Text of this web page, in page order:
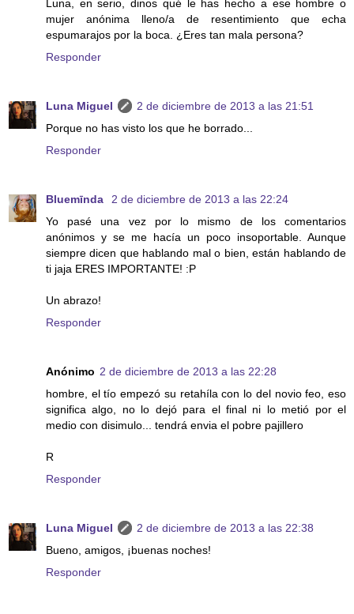
Luna, en serio, dinos qué le has hecho a ese hombre o
mujer anónima lleno/a de resentimiento que echa
espumarajos por la boca. ¿Eres tan mala persona?
Responder
Luna Miguel
2 de diciembre de 2013 a las 21:51
Porque no has visto los que he borrado...
Responder
Bluemīnda
2 de diciembre de 2013 a las 22:24
Yo pasé una vez por lo mismo de los comentarios
anónimos y se me hacía un poco insoportable. Aunque
siempre dicen que hablando mal o bien, están hablando de
ti jaja ERES IMPORTANTE! :P
Un abrazo!
Responder
Anónimo 2 de diciembre de 2013 a las 22:28
hombre, el tío empezó su retahíla con lo del novio feo, eso
significa algo, no lo dejó para el final ni lo metió por el
medio con disimulo... tendrá envia el pobre pajillero
R
Responder
Luna Miguel
2 de diciembre de 2013 a las 22:38
Bueno, amigos, ¡buenas noches!
Responder